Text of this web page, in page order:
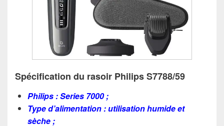
Spécification du rasoir Philips S7788/59
Philips : Series 7000 ;
Type d’alimentation : utilisation humide et
sèche ;